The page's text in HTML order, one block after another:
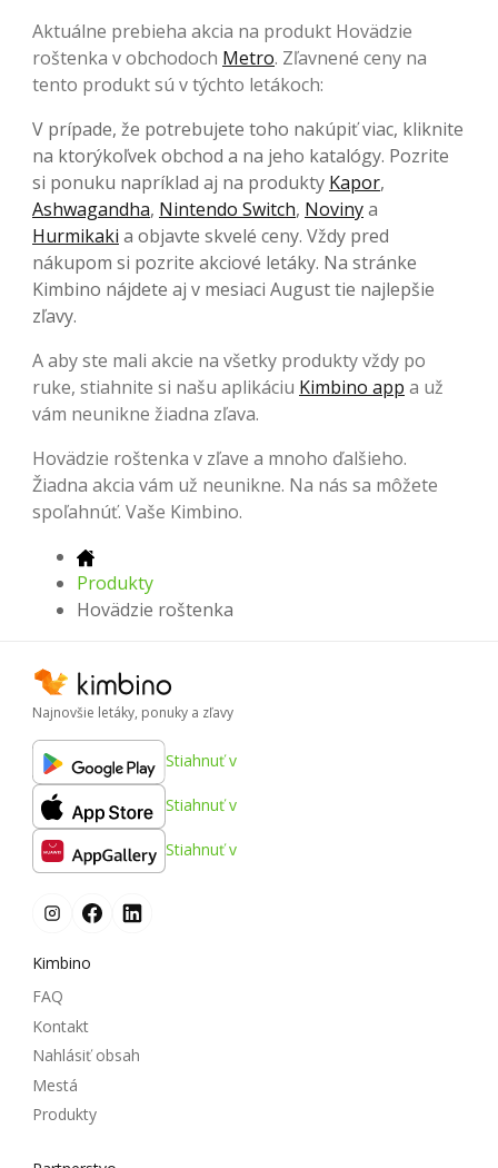
Aktuálne prebieha akcia na produkt Hovädzie
roštenka v obchodoch Metro. Zľavnené ceny na
tento produkt sú v týchto letákoch:
V prípade, že potrebujete toho nakúpiť viac, kliknite
na ktorýkoľvek obchod a na jeho katalógy. Pozrite
si ponuku napríklad aj na produkty Kapor,
Ashwagandha, Nintendo Switch, Novinya
Hurmikaki a objavte skvelé ceny. Vždy pred
nákupom si pozrite akciové letáky. Na stránke
Kimbino nájdete aj v mesiaci August tie najlepšie
zľavy.
A aby ste mali akcie na všetky produkty vždy po
ruke, stiahnite si našu aplikáciu Kimbino app a už
vám neunikne žiadna zľava.
Hovädzie roštenka v zľave a mnoho ďalšieho.
Žiadna akcia vám už neunikne. Na nás sa môžete
spoľahnúť. Vaše Kimbino.
Produkty
Hovädzie roštenka
Najnovšie letáky, ponuky a zľavy
Stiahnuť v
Stiahnuť v
Stiahnuť v
Kimbino
FAQ
Kontakt
Nahlásiť obsah
Mestá
Produkty